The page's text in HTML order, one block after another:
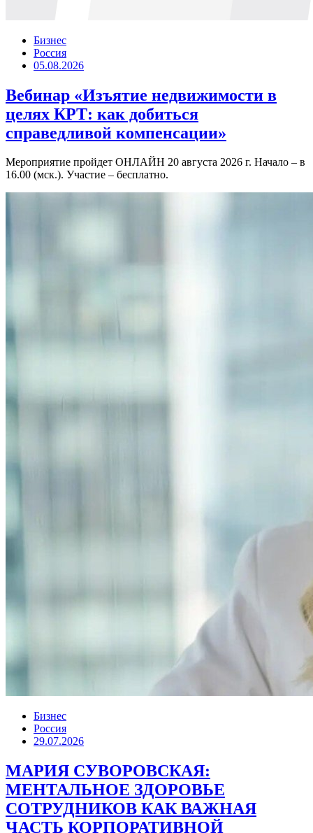
Бизнес
Россия
05.08.2026
Вебинар «Изъятие недвижимости в
целях КРТ: как добиться
справедливой компенсации»
Мероприятие пройдет ОНЛАЙН 20 августа 2026 г. Начало – в
16.00 (мск.). Участие – бесплатно.
Бизнес
Россия
29.07.2026
МАРИЯ СУВОРОВСКАЯ:
МЕНТАЛЬНОЕ ЗДОРОВЬЕ
СОТРУДНИКОВ КАК ВАЖНАЯ
ЧАСТЬ КОРПОРАТИВНОЙ